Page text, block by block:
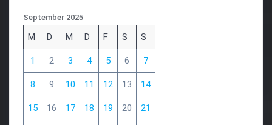
September 2025
M D M D F S S
1 2 3 4 5 6 7
8 9 10 11 12 13 14
15 16 17 18 19 20 21